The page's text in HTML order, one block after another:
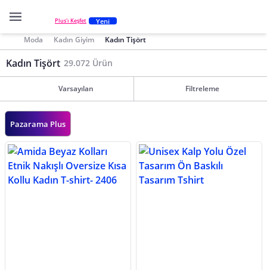
Plus'ı Keşfet Yeni
Moda Kadın Giyim Kadın Tişört
Kadın Tişört 29.072 Ürün
Varsayılan Filtreleme
Pazarama Plus